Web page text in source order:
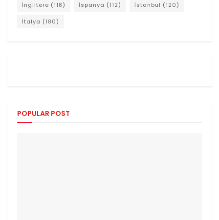
İngiltere (118) İspanya (112) İstanbul (120)
İtalya (180)
POPULAR POST